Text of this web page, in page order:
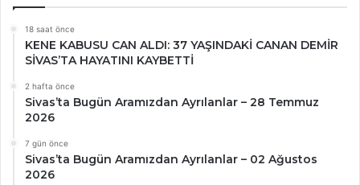
18 saat önce
KENE KABUSU CAN ALDI: 37 YAŞINDAKİ CANAN DEMİR
SİVAS’TA HAYATINI KAYBETTİ
2 hafta önce
Sivas’ta Bugün Aramızdan Ayrılanlar – 28 Temmuz
2026
7 gün önce
Sivas’ta Bugün Aramızdan Ayrılanlar – 02 Ağustos
2026